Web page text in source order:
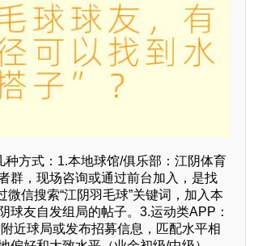
种方式：1.本地球馆/俱乐部：江阴体育
群，现场咨询或通过前台加入，是找
信搜索“江阴羽毛球”关键词，加入本
球友自发组局的帖子。3.运动类APP：
近球局或发布招募信息，匹配水平相